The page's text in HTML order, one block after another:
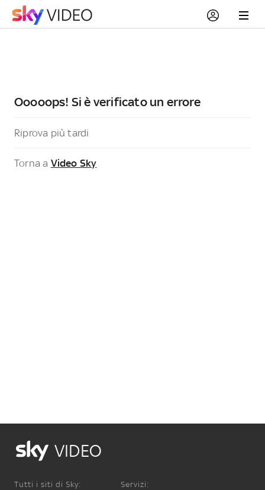
Ooooops! Si è verificato un errore
Riprova più tardi
Torna a Video Sky
VIDEO
Tutti i siti di Sky: Servizi: